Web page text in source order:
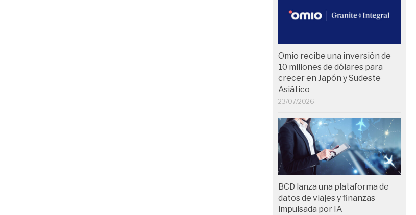
Omio recibe una inversión de
10 millones de dólares para
crecer en Japón y Sudeste
Asiático
23/07/2026
BCD lanza una plataforma de
datos de viajes y finanzas
impulsada por IA